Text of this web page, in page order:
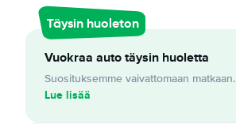
Täysin huoleton
Vuokraa auto täysin huoletta
Suosituksemme vaivattomaan matkaan.
Lue lisää